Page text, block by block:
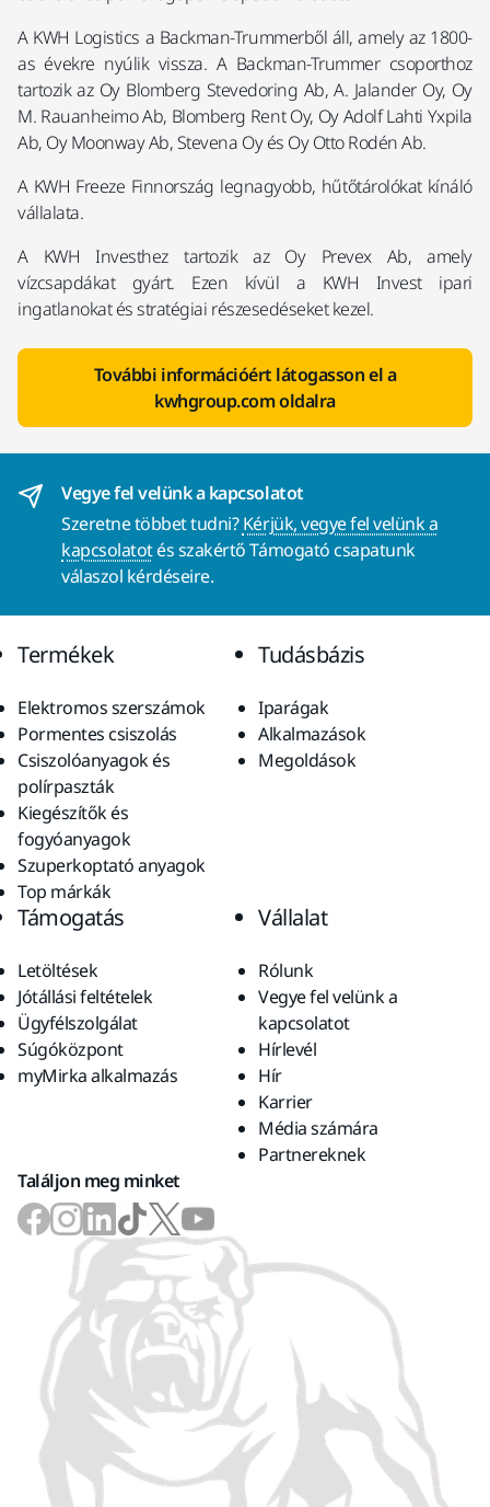
A KWH Logistics a Backman-Trummerből áll, amely az 1800-
as évekre nyúlik vissza. A Backman-Trummer csoporthoz
tartozik az Oy Blomberg Stevedoring Ab, A. Jalander Oy, Oy
M. Rauanheimo Ab, Blomberg Rent Oy, Oy Adolf Lahti Yxpila
Ab, Oy Moonway Ab, Stevena Oy és Oy Otto Rodén Ab.
A KWH Freeze Finnország legnagyobb, hűtőtárolókat kínáló
vállalata.
A KWH Investhez tartozik az Oy Prevex Ab, amely
vízcsapdákat gyárt. Ezen kívül a KWH Invest ipari
ingatlanokat és stratégiai részesedéseket kezel.
További információért látogasson el a
kwhgroup.com oldalra
Vegye fel velünk a kapcsolatot
Szeretne többet tudni?Kérjük, vegye fel velünk a
kapcsolatotés szakértő Támogató csapatunk
válaszol kérdéseire.
Termékek
Elektromos szerszámok
Pormentes csiszolás
Csiszolóanyagok és
polírpaszták
Kiegészítők és
fogyóanyagok
Szuperkoptató anyagok
Top márkák
Tudásbázis
Iparágak
Alkalmazások
Megoldások
Támogatás
Letöltések
Jótállási feltételek
Ügyfélszolgálat
Súgóközpont
myMirka alkalmazás
Vállalat
Rólunk
Vegye fel velünk a
kapcsolatot
Hírlevél
Hír
Karrier
Média számára
Partnereknek
Találjon meg minket